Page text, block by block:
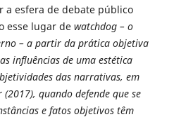
a esfera de debate público
esse lugar de watchdog – o
– a partir da prática objetiva
influências de uma estética
das narrativas, em
quando defende que se
e fatos objetivos têm